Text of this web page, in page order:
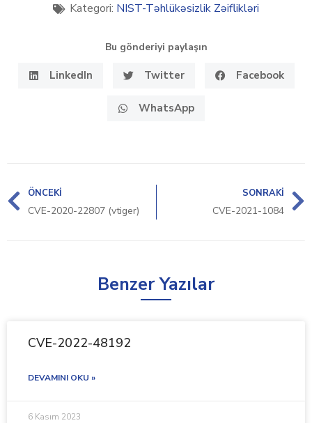
Kategori: NIST-Təhlükəsizlik Zəiflikləri
Bu gönderiyi paylaşın
LinkedIn Twitter Facebook
WhatsApp
ÖNCEKI
CVE-2020-22807 (vtiger)
SONRAKI
CVE-2021-1084
Benzer Yazılar
CVE-2022-48192
DEVAMINI OKU »
6 Kasım 2023